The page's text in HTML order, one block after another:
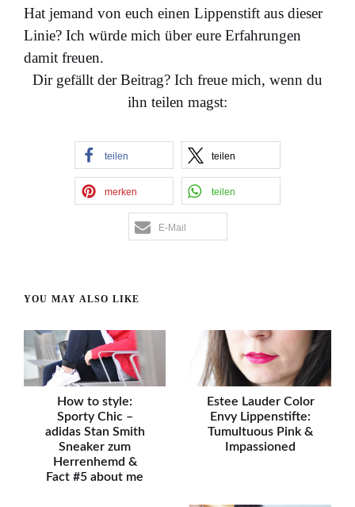
Hat jemand von euch einen Lippenstift aus dieser
Linie? Ich würde mich über eure Erfahrungen
damit freuen.
Dir gefällt der Beitrag? Ich freue mich, wenn du
ihn teilen magst:
teilen teilen
merken teilen
E-Mail
YOU MAY ALSO LIKE
How to style:
Sporty Chic –
adidas Stan Smith
Sneaker zum
Herrenhemd &
Fact #5 about me
Estee Lauder Color
Envy Lippenstifte:
Tumultuous Pink &
Impassioned